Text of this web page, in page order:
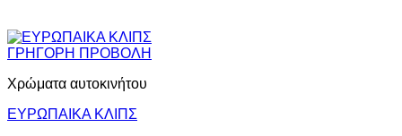
ΓΡΗΓΟΡΗ ΠΡΟΒΟΛΗ
Χρώματα αυτοκινήτου
ΕΥΡΩΠΑΙΚΑ ΚΛΙΠΣ